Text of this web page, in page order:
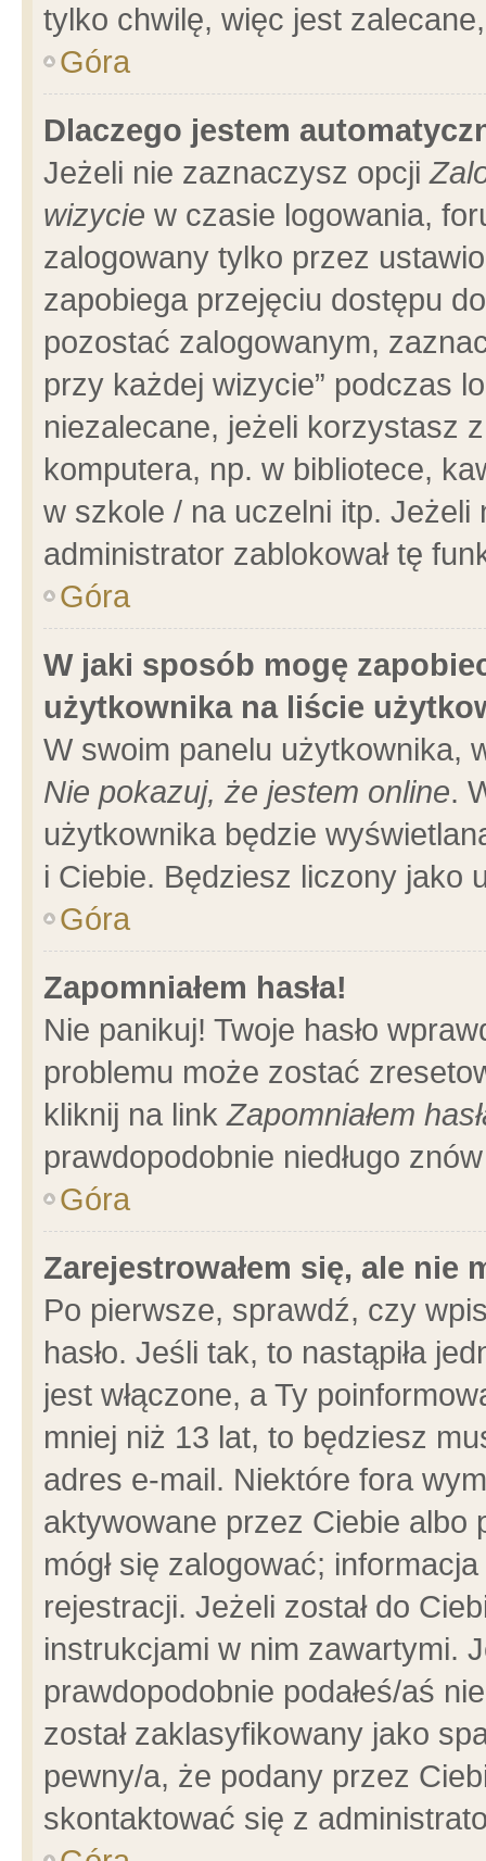
tylko chwilę, więc jest
Góra
Dlaczego jestem
Jeżeli nie zaznaczysz opcji
wizycie w czasie logowania,
zalogowany tylko przez
zapobiega przejęciu dostępu
pozostać zalogowanym,
przy każdej wizycie” podczas
niezalecane, jeżeli korzystasz
komputera, np. w bibliotece,
w szkole / na uczelni itp.
administrator zablokował tę
Góra
W jaki sposób mogę
użytkownika na liście
W swoim panelu użytkownika,
Nie pokazuj, że jestem online.
użytkownika będzie
i Ciebie. Będziesz liczony jako
Góra
Zapomniałem hasła!
Nie panikuj! Twoje hasło
problemu może zostać
kliknij na linkZapomniałem
prawdopodobnie niedługo
Góra
Zarejestrowałem się, ale nie
Po pierwsze, sprawdź, czy
hasło. Jeśli tak, to nastąpiła
jest włączone, a Ty
mniej niż 13 lat, to będziesz
adres e-mail. Niektóre fora
aktywowane przez Ciebie albo
mógł się zalogować;
rejestracji. Jeżeli został do
instrukcjami w nim zawartymi.
prawdopodobnie podałeś/aś
został zaklasyfikowany jako
pewny/a, że podany przez
skontaktować się z